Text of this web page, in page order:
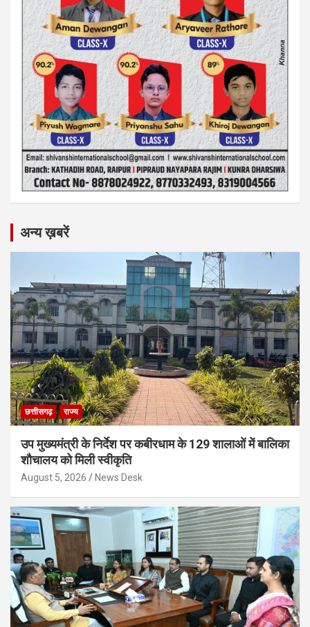
अन्य ख़बरें
छत्तीसगढ़ राज्य
उप मुख्यमंत्री के निर्देश पर कबीरधाम के 129 शालाओं में बालिका
शौचालय को मिली स्वीकृति
August 5, 2026 News Desk